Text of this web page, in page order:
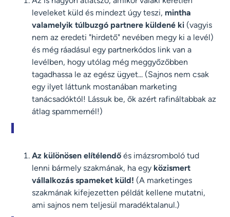
leveleket küld és mindezt úgy teszi, mintha
valamelyik túlbuzgó partnere küldené ki (vagyis
nem az eredeti "hirdető" nevében megy ki a levél)
és még ráadásul egy partnerkódos link van a
levélben, hogy utólag még meggyőzőbben
tagadhassa le az egész ügyet... (Sajnos nem csak
egy ilyet láttunk mostanában marketing
tanácsadóktól! Lássuk be, ők azért rafináltabbak az
átlag spammernél!)
Az különösen elítélendő és imázsromboló tud
lenni bármely szakmának, ha egy közismert
vállalkozás spameket küld! (A marketinges
szakmának kifejezetten példát kellene mutatni,
ami sajnos nem teljesül maradéktalanul.)